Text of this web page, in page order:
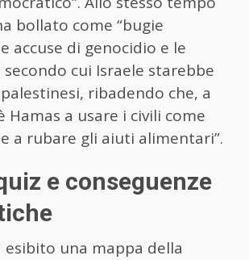
bollato come “bugie
accuse di genocidio e le
cui Israele starebbe
ribadendo che, a
Hamas a usare i civili come
a rubare gli aiuti alimentari”.
e conseguenze
esibito una mappa della